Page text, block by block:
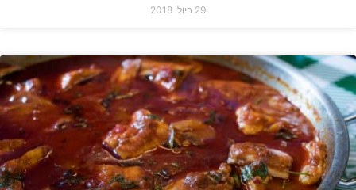
29 ביולי 2018